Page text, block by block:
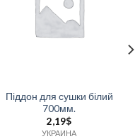
Піддон для сушки білий
700мм.
2,19$
УКРАИНА